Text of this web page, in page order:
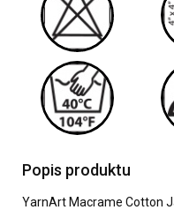
Popis produktu
YarnArt Macrame Cotton